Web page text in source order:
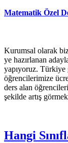
Matematik Özel
Kurumsal olarak
ye hazırlanan
yapıyoruz. Türkiye
öğrencilerimize
ders alan
şekilde artış
Hangi